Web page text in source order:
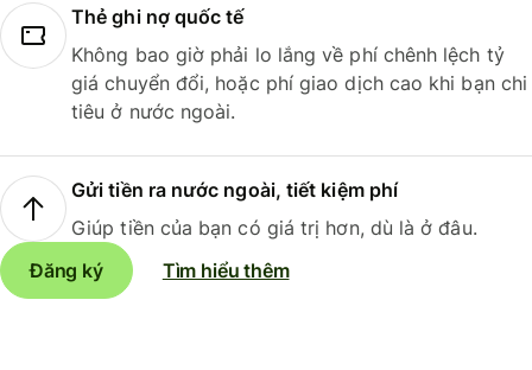
Thẻ ghi nợ quốc tế
Không bao giờ phải lo lắng về phí chênh lệch tỷ
giá chuyển đổi, hoặc phí giao dịch cao khi bạn chi
tiêu ở nước ngoài.
Gửi tiền ra nước ngoài, tiết kiệm phí
Giúp tiền của bạn có giá trị hơn, dù là ở đâu.
Đăng ký
Tìm hiểu thêm